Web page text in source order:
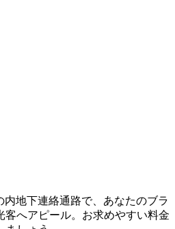
内地下連絡通路で、あなたのブラ
客へアピール。お求めやすい料金